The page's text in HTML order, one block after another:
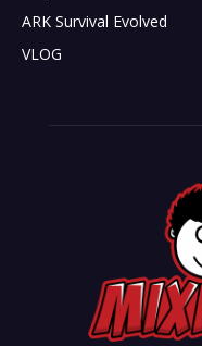
ARK Survival Evolved
VLOG